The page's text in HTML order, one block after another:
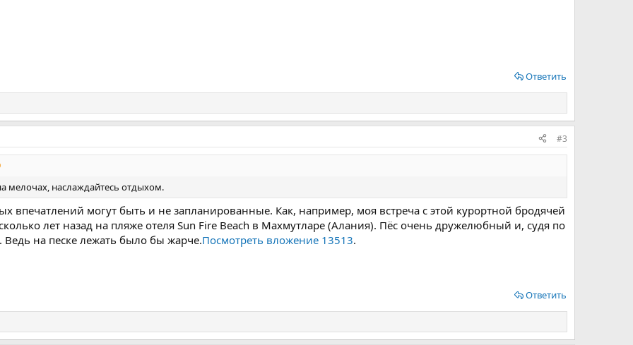
Ответить
#3
мелочах, наслаждайтесь отдыхом.
впечатлений могут быть и не запланированные. Как, например, моя встреча с этой курортной бродячей
лет назад на пляже отеля Sun Fire Beach в Махмутларе (Алания). Пёс очень дружелюбный и, судя по
на песке лежать было бы жарче.Посмотреть вложение 13513.
Ответить